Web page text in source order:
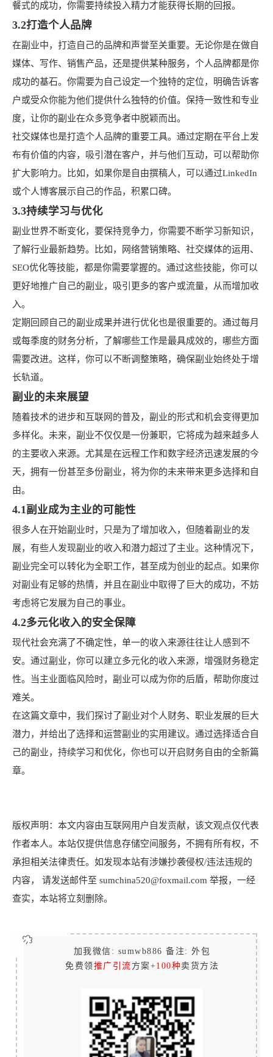
餐式的成功，你需要持续投入精力才能获得长期的回报。
3.2打造个人品牌
在副业中，打造自己的品牌和声誉至关重要。无论你是在做自
媒体、写作、销售产品，还是提供某种服务，个人品牌都是你
成功的基石。你需要为自己设定一个独特的定位，明确告诉客
户或受众你能为他们提供什么独特的价值。保持一致性和专业
度，让你的副业在众多竞争者中脱颖而出。
社交媒体也是打造个人品牌的重要工具。通过定期在平台上发
布有价值的内容，吸引潜在客户，并与他们互动，可以帮助你
扩大影响力。比如，如果你是自由撰稿人，可以通过LinkedIn
或个人博客展示自己的作品，积累口碑。
3.3持续学习与优化
副业世界不断变化，要保持竞争力，你需要不断学习新知识，
了解行业最新趋势。比如，网络营销策略、社交媒体的运用、
SEO优化等技能，都是你需要掌握的。通过这些技能，你可以
更好地推广自己的副业，吸引更多的客户或流量，从而增加收
入。
定期回顾自己的副业成果并进行优化也是很重要的。通过每月
或每季度的财务分析，了解哪些工作是最具成效的，哪些方面
需要改进。这样，你可以不断调整策略，确保副业始终处于增
长轨道。
副业的未来展望
随着技术的进步和互联网的普及，副业的形式和机会变得更加
多样化。未来，副业不仅仅是一份兼职，它将成为越来越多人
的主要收入来源。尤其是在远程工作和数字经济迅速发展的今
天，拥有一份甚至多份副业，将为你的未来带来更多选择和自
由。
4.1副业成为主业的可能性
很多人在开始副业时，只是为了增加收入，但随着副业的发
展，有些人发现副业的收入和潜力超过了主业。这种情况下，
副业完全可以转化为全职工作，甚至成为创业的起点。如果你
对副业有足够的热情，并且在副业中取得了巨大的成功，不妨
考虑将它发展为自己的事业。
4.2多元化收入的安全保障
现代社会充满了不确定性，单一的收入来源往往让人感到不
安。通过副业，你可以建立多元化的收入来源，增强财务稳定
性。当主业面临风险时，副业可以成为你的后盾，帮助你度过
难关。
在这篇文章中，我们探讨了副业对个人财务、职业发展的巨大
潜力，并给出了选择和运营副业的实用建议。通过选择适合自
己的副业，持续学习和优化，你也可以开启财务自由的全新篇
章。
版权声明：本文内容由互联网用户自发贡献，该文观点仅代表
作者本人。本站仅提供信息存储空间服务，不拥有所有权，不
承担相关法律责任。如发现本站有涉嫌抄袭侵权/违法违规的
内容， 请发送邮件至 sumchina520@foxmail.com 举报，一经
查实，本站将立刻删除。
加我微信: sumwb886 备注: 外包
免费领 推广引流 方案+100种卖货方法